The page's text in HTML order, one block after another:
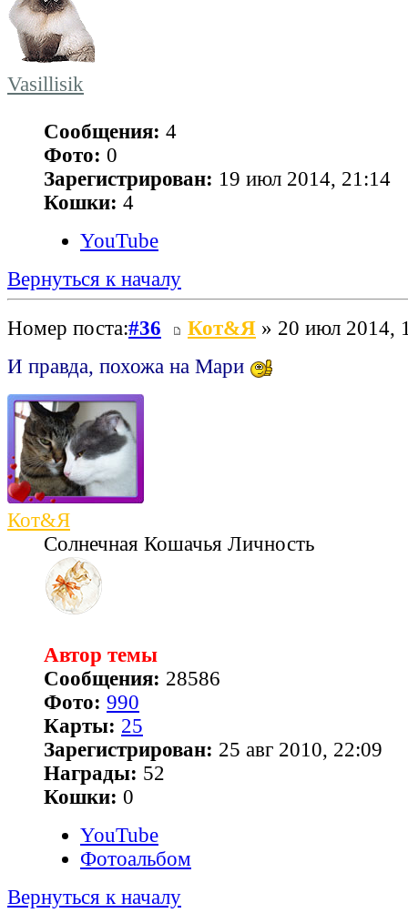
Vasillisik
Сообщения: 4
Фото: 0
Зарегистрирован: 19 июл 2014, 21:14
Кошки: 4
YouTube
Вернуться к началу
Номер поста:#36 Кот&Я » 20 июл 2014,
И правда, похожа на Мари
Кот&Я
Солнечная Кошачья Личность
Автор темы
Сообщения: 28586
Фото: 990
Карты: 25
Зарегистрирован: 25 авг 2010, 22:09
Награды: 52
Кошки: 0
YouTube
Фотоальбом
Вернуться к началу